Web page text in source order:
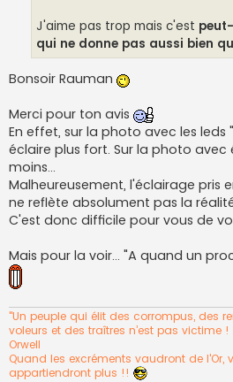
J'aime pas trop mais c'est
qui ne donne pas aussi bien
Bonsoir Rauman
Merci pour ton avis
En effet, sur la photo avec les leds
éclaire plus fort. Sur la photo
moins...
Malheureusement, l'éclairage pris
ne reflète absolument pas la
C'est donc difficile pour vous de
Mais pour la voir... "A quand un
"Un peuple qui élit des corrompus, des
voleurs et des traîtres n’est pas victime
Orwell
Quand les excréments vaudront de l'Or,
appartiendront plus !!